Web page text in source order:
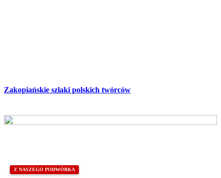
Zakopiańskie szlaki polskich twórców
Z NASZEGO PODWÓRKA